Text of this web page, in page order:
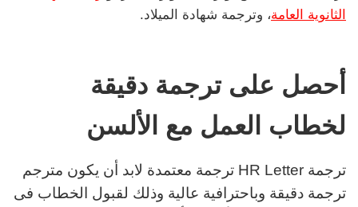
الثانوية العامة، وترجمة شهادة الميلاد.
أحصل على ترجمة دقيقة
لخطاب العمل مع الألسن
ترجمة HR Letter ترجمة معتمدة لابد أن يكون مترجم
ترجمة دقيقة وباحترافية عالية وذلك لقبول الخطاب فى